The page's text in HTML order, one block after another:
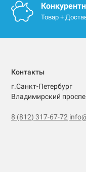
Товар +
Контакты
г.Санкт-Петербург
Владимирский
8 (812) 317-67-72